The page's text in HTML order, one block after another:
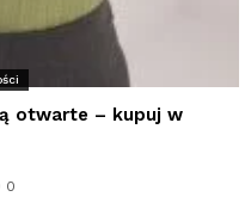
otwarte – kupuj w
0